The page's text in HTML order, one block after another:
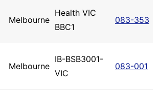
Melbourne
Health VIC
BBC1
083-353
Melbourne
IB-BSB3001-
VIC
083-001